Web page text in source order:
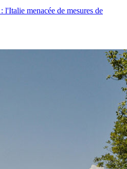
l'Italie menacée de mesures de